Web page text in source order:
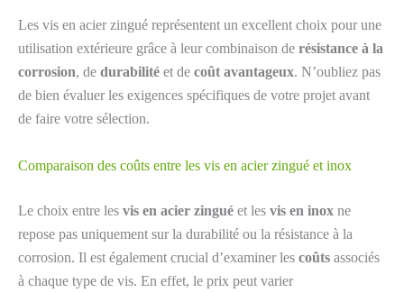
Les vis en acier zingué représentent un excellent choix pour une
utilisation extérieure grâce à leur combinaison de résistance à la
corrosion, de durabilité et de coût avantageux. N’oubliez pas
de bien évaluer les exigences spécifiques de votre projet avant
de faire votre sélection.
Comparaison des coûts entre les vis en acier zingué et inox
Le choix entre les vis en acier zingué et les vis en inox ne
repose pas uniquement sur la durabilité ou la résistance à la
corrosion. Il est également crucial d’examiner les coûts associés
à chaque type de vis. En effet, le prix peut varier